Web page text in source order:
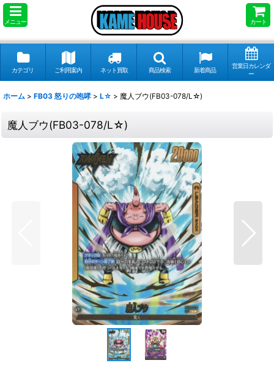
メニュー カート
カテゴリ ご利用案内 ネット買取 商品検索 新着商品
営業日カレンダ
ー
ホーム > FB03 怒りの咆哮 > L☆ > 魔人ブウ(FB03-078/L☆)
魔人ブウ(FB03-078/L☆)